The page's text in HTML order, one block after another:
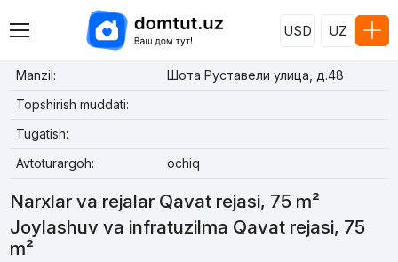
USD UZ
Manzil:
Шота Руставели улица, д.48
Topshirish muddati:
Tugatish:
Avtoturargoh:
ochiq
Narxlar va rejalar Qavat rejasi, 75 m²
Joylashuv va infratuzilma Qavat rejasi, 75
m²